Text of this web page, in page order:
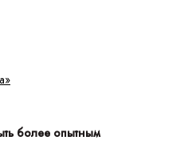
более опытным